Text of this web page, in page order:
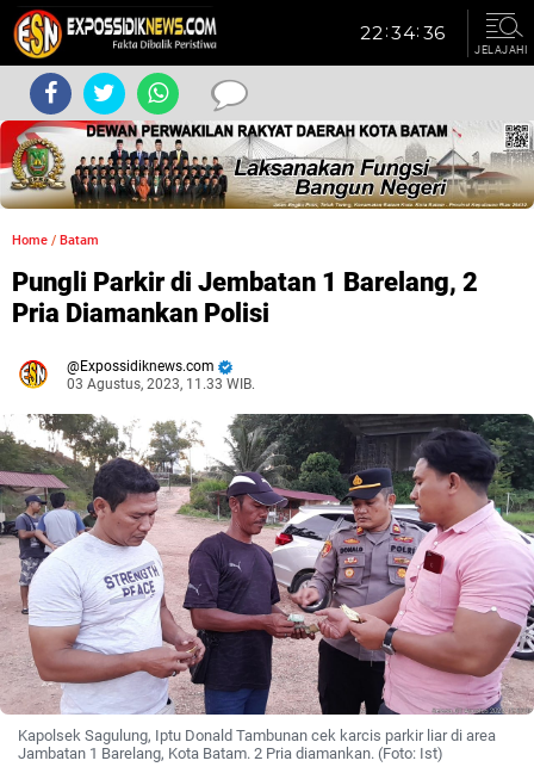
JELAJAHI
Home / Batam
Pungli Parkir di Jembatan 1 Barelang, 2
Pria Diamankan Polisi
Expossidiknews.com
03 Agustus, 2023, 11.33 WIB.
Kapolsek Sagulung, Iptu Donald Tambunan cek karcis parkir liar di area
Jambatan 1 Barelang, Kota Batam. 2 Pria diamankan. (Foto: Ist)